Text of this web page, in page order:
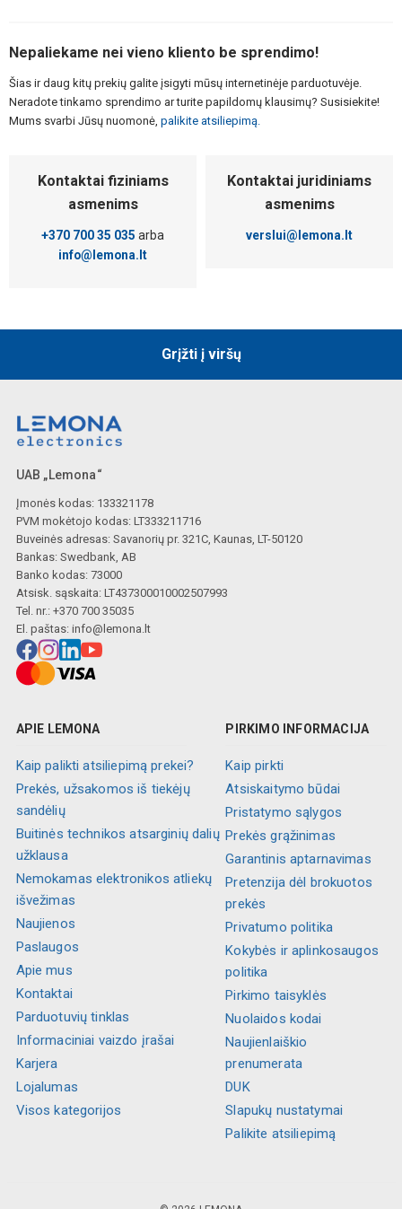
Nepaliekame nei vieno kliento be sprendimo!
Šias ir daug kitų prekių galite įsigyti mūsų internetinėje parduotuvėje.
Neradote tinkamo sprendimo ar turite papildomų klausimų? Susisiekite!
Mums svarbi Jūsų nuomonė, palikite atsiliepimą.
Kontaktai fiziniams
asmenims
+370 700 35 035 arba
info@lemona.lt
Kontaktai juridiniams
asmenims
verslui@lemona.lt
Grįžti į viršų
UAB „Lemona“
Įmonės kodas: 133321178
PVM mokėtojo kodas: LT333211716
Buveinės adresas: Savanorių pr. 321C, Kaunas, LT-50120
Bankas: Swedbank, AB
Banko kodas: 73000
Atsisk. sąskaita: LT437300010002507993
Tel. nr.: +370 700 35035
El. paštas: info@lemona.lt
APIE LEMONA
Kaip palikti atsiliepimą prekei?
Prekės, užsakomos iš tiekėjų
sandėlių
Buitinės technikos atsarginių dalių
užklausa
Nemokamas elektronikos atliekų
išvežimas
Naujienos
Paslaugos
Apie mus
Kontaktai
Parduotuvių tinklas
Informaciniai vaizdo įrašai
Karjera
Lojalumas
Visos kategorijos
PIRKIMO INFORMACIJA
Kaip pirkti
Atsiskaitymo būdai
Pristatymo sąlygos
Prekės grąžinimas
Garantinis aptarnavimas
Pretenzija dėl brokuotos
prekės
Privatumo politika
Kokybės ir aplinkosaugos
politika
Pirkimo taisyklės
Nuolaidos kodai
Naujienlaiškio
prenumerata
DUK
Slapukų nustatymai
Palikite atsiliepimą